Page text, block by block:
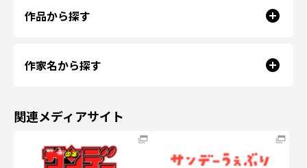
作品から探す
作家名から探す
関連メディアサイト